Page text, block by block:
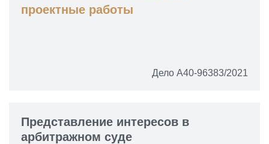
проектные работы
Дело А40-96383/2021
Представление интересов в
арбитражном суде